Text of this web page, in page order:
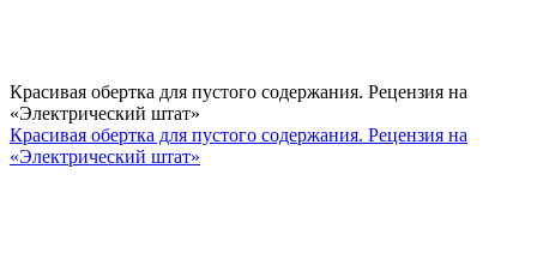
Красивая обертка для пустого содержания. Рецензия на
«Электрический штат»
Красивая обертка для пустого содержания. Рецензия на
«Электрический штат»